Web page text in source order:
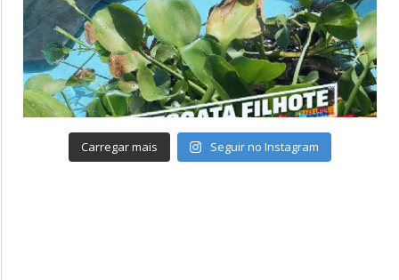
Carregar mais Seguir no Instagram